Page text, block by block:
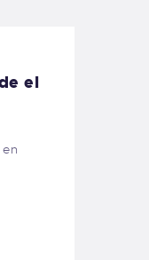
el
en